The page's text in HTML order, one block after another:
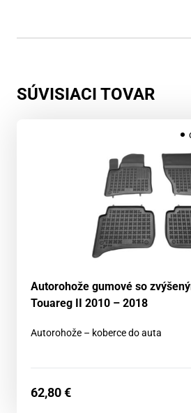
SÚVISIACI TOVAR
Autorohože gumové so
Touareg II 2010 – 2018
Autorohože – koberce do auta
62,80€